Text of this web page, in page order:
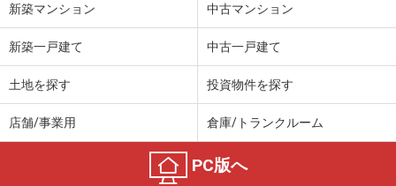
新築マンション 中古マンション
新築一戸建て 中古一戸建て
土地を探す 投資物件を探す
店舗/事業用 倉庫/トランクルーム
PC版へ